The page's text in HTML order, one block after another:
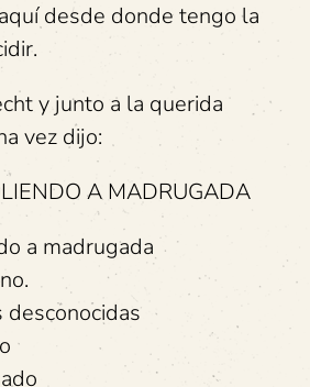
desde donde tengo la
y junto a la querida
vez dijo:
A MADRUGADA
a madrugada
desconocidas